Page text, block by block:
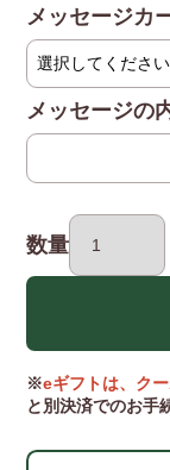
メッセージカ
メッセージの
数量
※eギフトは、ク
と別決済でのお手